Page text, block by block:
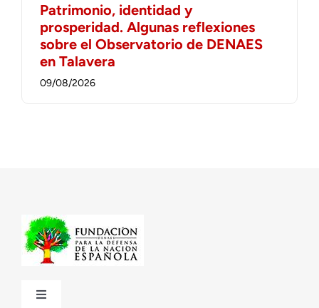
Patrimonio, identidad y
prosperidad. Algunas reflexiones
sobre el Observatorio de DENAES
en Talavera
09/08/2026
Toggle